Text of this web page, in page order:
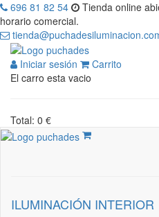
696 81 82 54 Tienda online
horario comercial.
Iniciar sesión
Carrito
El carro esta vacio
Total: 0 €
ILUMINACIÓN INTERIOR